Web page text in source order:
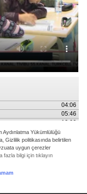
Aydınlatma Yükümlülüğü
Gizlilik politikasında belirtilen
uygun çerezler
fazla bilgi için tıklayın